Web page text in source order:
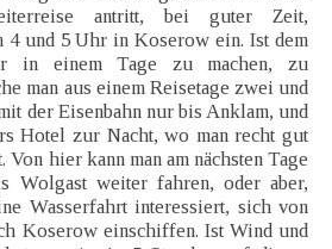
antritt, bei guter Zeit,
4 und 5 Uhr in Koserow ein. Ist dem
in einem Tage zu machen, zu
man aus einem Reisetage zwei und
der Eisenbahn nur bis Anklam, und
Hotel zur Nacht, wo man recht gut
hier kann man am nächsten Tage
Wolgast weiter fahren, oder aber,
Wasserfahrt interessiert, sich von
Koserow einschiffen. Ist Wind und